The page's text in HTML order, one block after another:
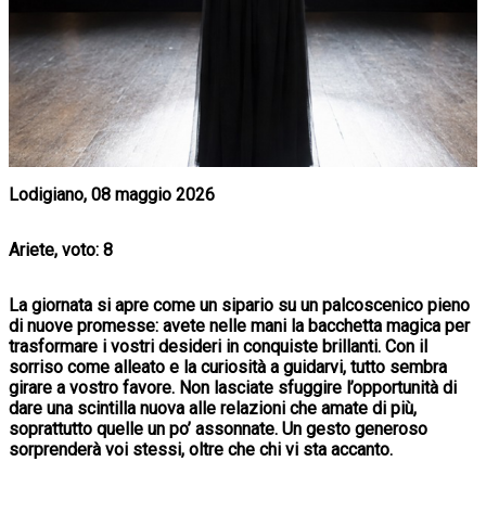
Lodigiano, 08 maggio 2026
Ariete, voto: 8
La giornata si apre come un sipario su un palcoscenico pieno
di nuove promesse: avete nelle mani la bacchetta magica per
trasformare i vostri desideri in conquiste brillanti. Con il
sorriso come alleato e la curiosità a guidarvi, tutto sembra
girare a vostro favore. Non lasciate sfuggire l’opportunità di
dare una scintilla nuova alle relazioni che amate di più,
soprattutto quelle un po’ assonnate. Un gesto generoso
sorprenderà voi stessi, oltre che chi vi sta accanto.